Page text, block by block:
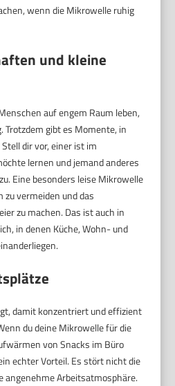
wenn die Mikrowelle ruhig
und kleine
auf engem Raum leben,
Trotzdem gibt es Momente, in
dir vor, einer ist im
lernen und jemand anderes
Eine besonders leise Mikrowelle
vermeiden und das
zu machen. Das ist auch in
in denen Küche, Wohn- und
damit konzentriert und effizient
du deine Mikrowelle für die
von Snacks im Büro
echter Vorteil. Es stört nicht die
angenehme Arbeitsatmosphäre.